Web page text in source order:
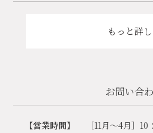
もっと詳し
お問い合
【営業時間】
［11月～4月］